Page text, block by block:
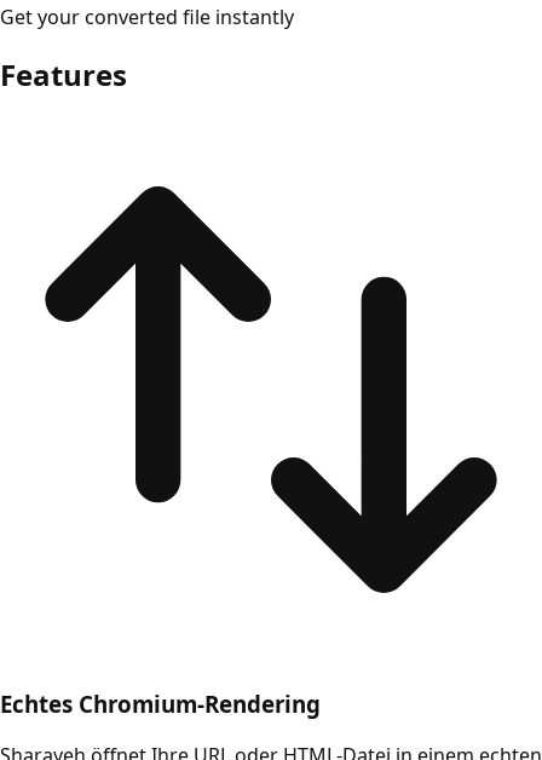
Get your converted file instantly
Features
Echtes Chromium-Rendering